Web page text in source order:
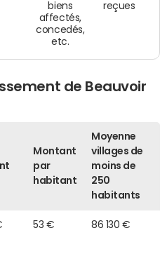
biens
affectés,
concedés,
etc.
reçues
de Beauvoir
Montant
par
habitant
Moyenne
villages de
moins de
250
habitants
53 € 86 130 €